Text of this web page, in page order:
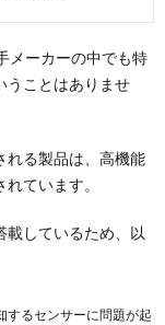
メーカーの中でも特
うことはありませ
れる製品は、高機能
ています。
載しているため、以
するセンサーに問題が起